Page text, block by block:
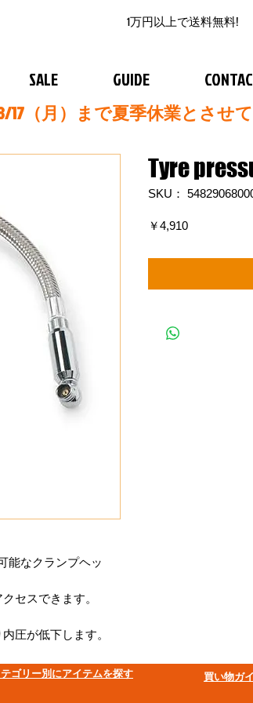
1万円以上で送料無料!
SALE GUIDE
17（月）まで夏季休業とさせ
能なクランプヘッ
セスできます。
圧が低下します。
Tyre
SKU：
￥4,910価
ゴリー別にアイテムを探す 買い物ガ